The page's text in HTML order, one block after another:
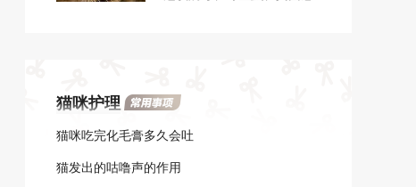
唾液感染。
猫咪护理
猫咪吃完化毛膏多久会吐
猫发出的咕噜声的作用